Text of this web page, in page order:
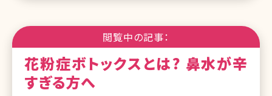
閲覧中の記事：
花粉症ボトックスとは? 鼻水が辛
すぎる方へ